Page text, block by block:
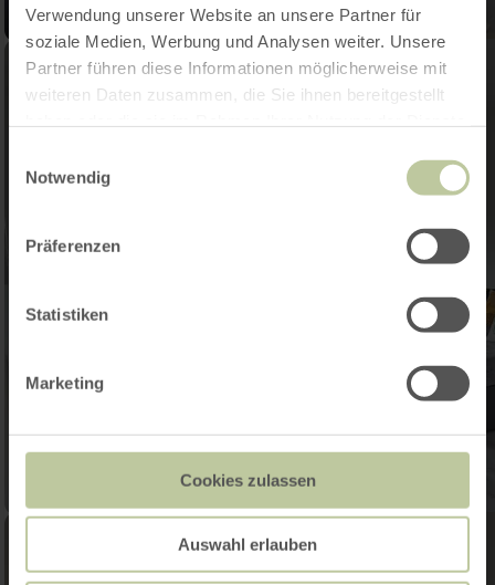
Verwendung unserer Website an unsere Partner für
soziale Medien, Werbung und Analysen weiter. Unsere
Partner führen diese Informationen möglicherweise mit
weiteren Daten zusammen, die Sie ihnen bereitgestellt
Notwendig
Präferenzen
Statistiken
Marketing
Cookies zulassen
Auswahl erlauben